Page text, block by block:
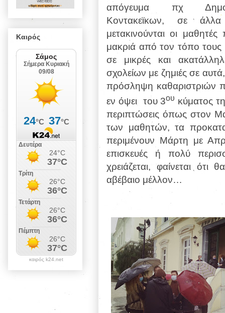
απόγευμα πχ
Κοντακεϊκων, σε
μετακινούνται οι μαθητές
μακριά από τον τόπο τους
σε μικρές και
σχολείων με ζημιές σε
πρόσληψη καθαριστριών
εν όψει του 3ου κύματος
περιπτώσεις όπως στον
των μαθητών, τα
περιμένουν Μάρτη με
επισκευές ή πολύ
χρειάζεται, φαίνεται ότι
αβέβαιο μέλλον…
Καιρός
καιρός k24.net